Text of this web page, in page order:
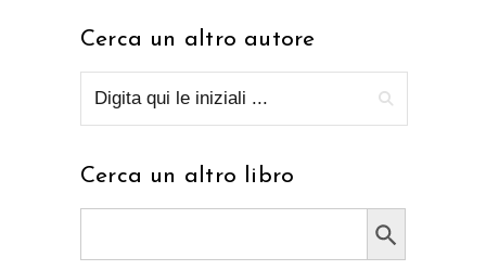
Cerca un altro autore
Cerca un altro libro
Search Button